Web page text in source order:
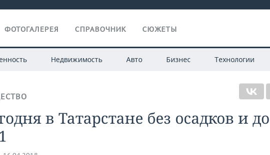
ФОТОГАЛЕРЕЯ СПРАВОЧНИК СЮЖЕТЫ
Недвижимость Авто Бизнес Технологии
в Татарстане без осадков и до